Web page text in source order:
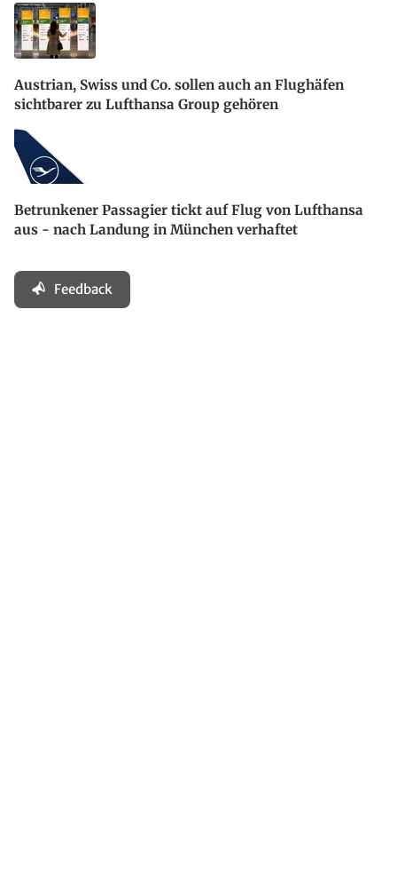
Austrian, Swiss und Co. sollen auch an Flughäfen
sichtbarer zu Lufthansa Group gehören
Betrunkener Passagier tickt auf Flug von Lufthansa
aus - nach Landung in München verhaftet
Feedback